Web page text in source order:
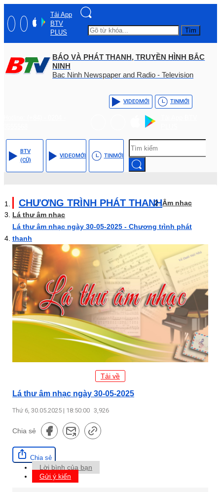
Tải App
BTV
PLUS
Tìm
BÁO VÀ PHÁT THANH, TRUYỀN HÌNH BẮC
NINH
Bac Ninh Newspaper and Radio - Television
VIDEOMỚI TINMỚI
BTV
(CŨ)
VIDEOMỚI TINMỚI
CHƯƠNG TRÌNH PHÁT THANHÂm nhạc
Lá thư âm nhạc
Lá thư âm nhạc ngày 30-05-2025 - Chương trình phát
thanh
Tải về
Lá thư âm nhạc ngày 30-05-2025
Thứ 6, 30.05.2025 | 18:50:00 3,926
Chia sẻ
Chia sẻ
Lời bình của bạn
Gửi ý kiến